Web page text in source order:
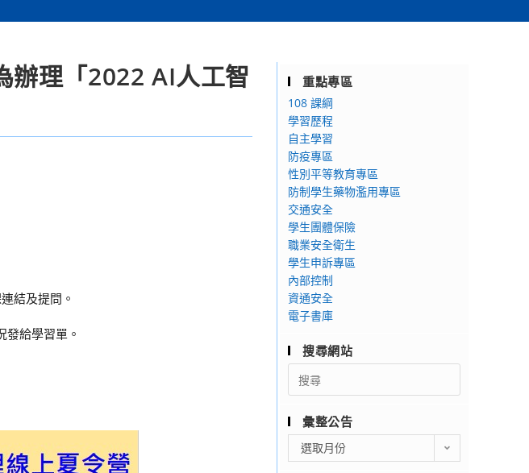
辦理「2022 AI人工智
結及提問。
給學習單。
重點專區
108 課綱
學習歷程
自主學習
防疫專區
性別平等教育專區
防制學生藥物濫用專區
交通安全
學生團體保險
職業安全衛生
學生申訴專區
內部控制
資通安全
電子書庫
搜尋網站
Search
for:
彙整公告
整
選取月份